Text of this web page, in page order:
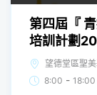
第四屆『
培訓計劃
望德堂區聖
8:00 - 18:00